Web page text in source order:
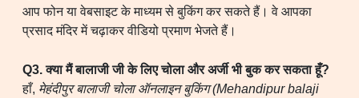
आप फोन या वेबसाइट के माध्यम से बुकिंग कर सकते हैं। वे आपका
प्रसाद मंदिर में चढ़ाकर वीडियो प्रमाण भेजते हैं।
Q3. क्या मैं बालाजी जी के लिए चोला और अर्जी भी बुक कर सकता हूँ?
हाँ, मेहंदीपुर बालाजी चोला ऑनलाइन बुकिंग (Mehandipur balaji